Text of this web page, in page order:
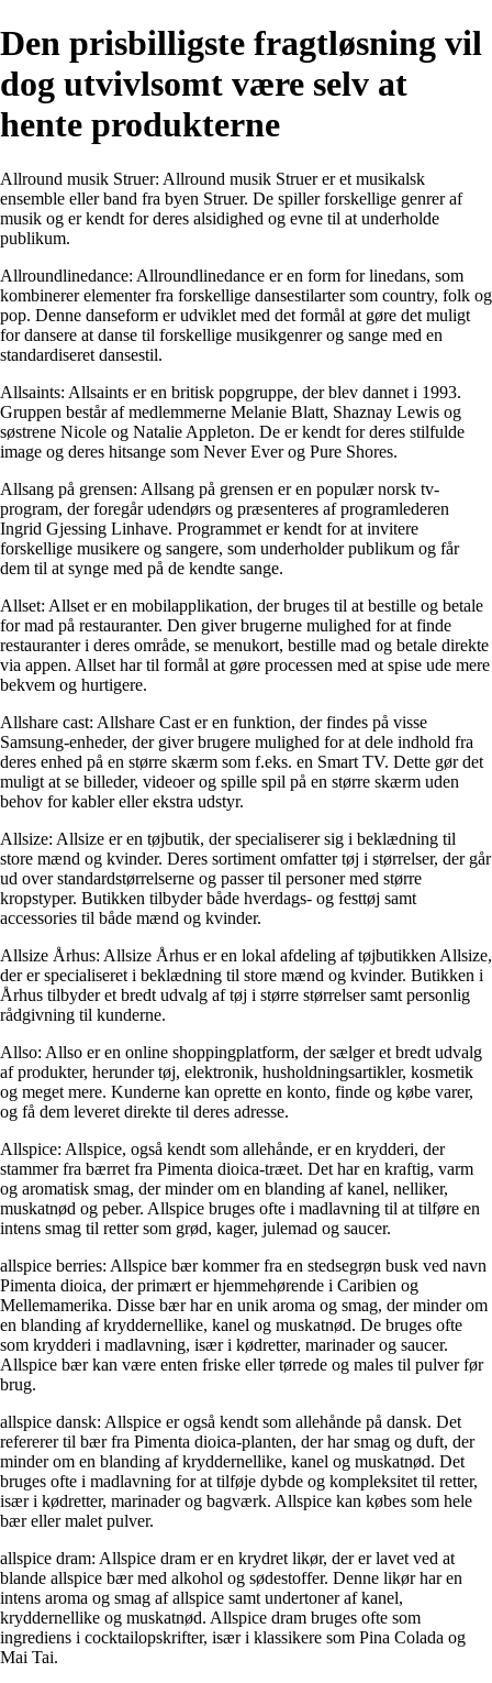
Den prisbilligste fragtløsning vil
dog utvivlsomt være selv at
hente produkterne
Allround musik Struer: Allround musik Struer er et musikalsk
ensemble eller band fra byen Struer. De spiller forskellige genrer af
musik og er kendt for deres alsidighed og evne til at underholde
publikum.
Allroundlinedance: Allroundlinedance er en form for linedans, som
kombinerer elementer fra forskellige dansestilarter som country, folk og
pop. Denne danseform er udviklet med det formål at gøre det muligt
for dansere at danse til forskellige musikgenrer og sange med en
standardiseret dansestil.
Allsaints: Allsaints er en britisk popgruppe, der blev dannet i 1993.
Gruppen består af medlemmerne Melanie Blatt, Shaznay Lewis og
søstrene Nicole og Natalie Appleton. De er kendt for deres stilfulde
image og deres hitsange som Never Ever og Pure Shores.
Allsang på grensen: Allsang på grensen er en populær norsk tv-
program, der foregår udendørs og præsenteres af programlederen
Ingrid Gjessing Linhave. Programmet er kendt for at invitere
forskellige musikere og sangere, som underholder publikum og får
dem til at synge med på de kendte sange.
Allset: Allset er en mobilapplikation, der bruges til at bestille og betale
for mad på restauranter. Den giver brugerne mulighed for at finde
restauranter i deres område, se menukort, bestille mad og betale direkte
via appen. Allset har til formål at gøre processen med at spise ude mere
bekvem og hurtigere.
Allshare cast: Allshare Cast er en funktion, der findes på visse
Samsung-enheder, der giver brugere mulighed for at dele indhold fra
deres enhed på en større skærm som f.eks. en Smart TV. Dette gør det
muligt at se billeder, videoer og spille spil på en større skærm uden
behov for kabler eller ekstra udstyr.
Allsize: Allsize er en tøjbutik, der specialiserer sig i beklædning til
store mænd og kvinder. Deres sortiment omfatter tøj i størrelser, der går
ud over standardstørrelserne og passer til personer med større
kropstyper. Butikken tilbyder både hverdags- og festtøj samt
accessories til både mænd og kvinder.
Allsize Århus: Allsize Århus er en lokal afdeling af tøjbutikken Allsize,
der er specialiseret i beklædning til store mænd og kvinder. Butikken i
Århus tilbyder et bredt udvalg af tøj i større størrelser samt personlig
rådgivning til kunderne.
Allso: Allso er en online shoppingplatform, der sælger et bredt udvalg
af produkter, herunder tøj, elektronik, husholdningsartikler, kosmetik
og meget mere. Kunderne kan oprette en konto, finde og købe varer,
og få dem leveret direkte til deres adresse.
Allspice: Allspice, også kendt som allehånde, er en krydderi, der
stammer fra bærret fra Pimenta dioica-træet. Det har en kraftig, varm
og aromatisk smag, der minder om en blanding af kanel, nelliker,
muskatnød og peber. Allspice bruges ofte i madlavning til at tilføre en
intens smag til retter som grød, kager, julemad og saucer.
allspice berries: Allspice bær kommer fra en stedsegrøn busk ved navn
Pimenta dioica, der primært er hjemmehørende i Caribien og
Mellemamerika. Disse bær har en unik aroma og smag, der minder om
en blanding af kryddernellike, kanel og muskatnød. De bruges ofte
som krydderi i madlavning, især i kødretter, marinader og saucer.
Allspice bær kan være enten friske eller tørrede og males til pulver før
brug.
allspice dansk: Allspice er også kendt som allehånde på dansk. Det
refererer til bær fra Pimenta dioica-planten, der har smag og duft, der
minder om en blanding af kryddernellike, kanel og muskatnød. Det
bruges ofte i madlavning for at tilføje dybde og kompleksitet til retter,
især i kødretter, marinader og bagværk. Allspice kan købes som hele
bær eller malet pulver.
allspice dram: Allspice dram er en krydret likør, der er lavet ved at
blande allspice bær med alkohol og sødestoffer. Denne likør har en
intens aroma og smag af allspice samt undertoner af kanel,
kryddernellike og muskatnød. Allspice dram bruges ofte som
ingrediens i cocktailopskrifter, især i klassikere som Pina Colada og
Mai Tai.